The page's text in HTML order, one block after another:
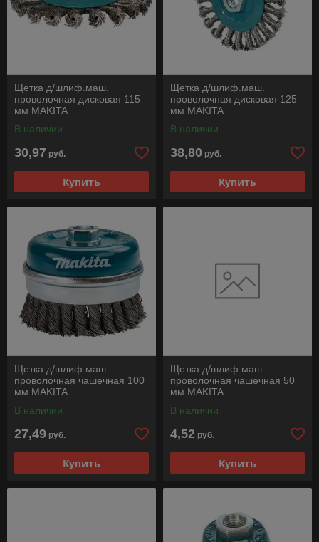
Щетка д/шлиф.маш.
проволочная дисковая 115
мм MAKITA
В наличии
30,97 руб.
Купить
Щетка д/шлиф.маш.
проволочная дисковая 125
мм MAKITA
В наличии
38,80 руб.
Купить
Щетка д/шлиф.маш.
проволочная чашечная 100
мм MAKITA
В наличии
27,49 руб.
Купить
Щетка д/шлиф.маш.
проволочная чашечная 50
мм MAKITA
В наличии
4,52 руб.
Купить